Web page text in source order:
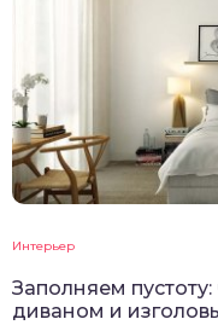
Интерьер
Заполняем пустоту:
диваном и